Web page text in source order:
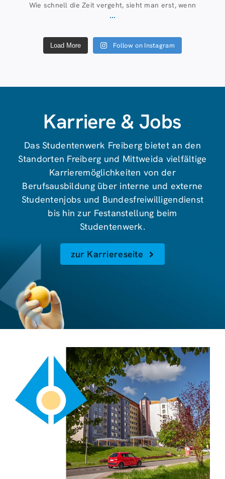
Wie schnell die Zeit vergeht, sieht man erst, wenn
...
Load More Follow on Instagram
Karriere & Jobs
Das Studentenwerk Freiberg bietet an den
Standorten Freiberg und Mittweida vielfältige
Karrieremöglichkeiten von der
Berufsausbildung über interne und externe
Studentenjobs und Bundesfreiwilligendienst
bis hin zur Festanstellung beim
Studentenwerk.
zur Karriereseite